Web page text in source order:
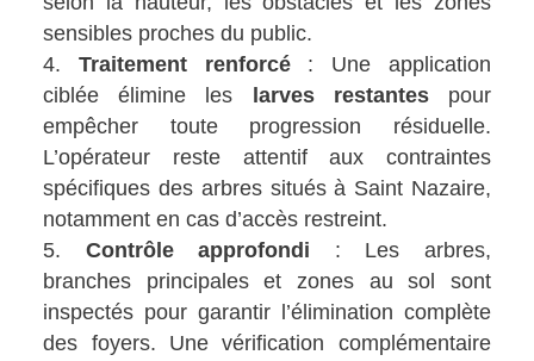
sensibles proches du public.
Traitement renforcé: Une application
ciblée élimine les
larves restantespour
empêcher toute progression résiduelle.
L’opérateur reste attentif aux contraintes
spécifiques des arbres situés à Saint Nazaire,
notamment en cas d’accès restreint.
Contrôle approfondi : Les arbres,
branches principales et zones au sol sont
inspectés pour garantir l’élimination complète
des foyers. Une vérification complémentaire